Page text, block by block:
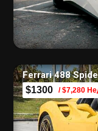
Ferrari 488
$1300 / $7,280